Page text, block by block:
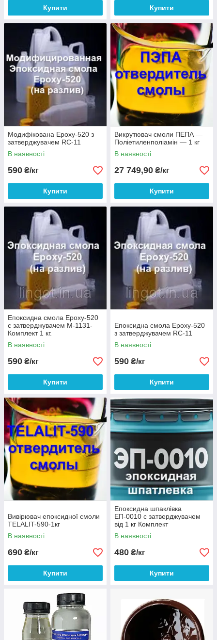
Купити Купити
Модифікована Epoxy-520 з
затверджувачем RC-11
В наявності
590 ₴/кг
Купити
Викрутювач смоли ПЕПА —
Поліетиленполіамін — 1 кг
В наявності
27 749,90 ₴/кг
Купити
Епоксидна смола Epoxy-520
с затверджувачем М-1131-
Комплект 1 кг.
В наявності
590 ₴/кг
Купити
Епоксидна смола Epoxy-520
з затверджувачем RC-11
В наявності
590 ₴/кг
Купити
Вивірювач епоксидної смоли
TELALIT-590-1кг
В наявності
690 ₴/кг
Купити
Епоксидна шпаклівка
ЕП-0010 с затверджувачем
від 1 кг Комплект
В наявності
480 ₴/кг
Купити